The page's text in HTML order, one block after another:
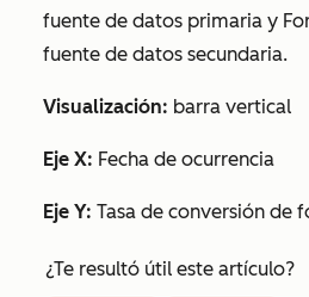
fuente de datos primaria y
fuente de datos secundaria.
Visualización: barra vertical
Eje X: Fecha de ocurrencia
Eje Y: Tasa de conversión de
¿Te resultó útil este artículo?